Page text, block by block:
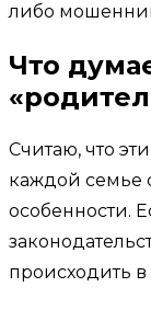
либо
Что
Считаю, что
каждой семье
особенности.
происходить в